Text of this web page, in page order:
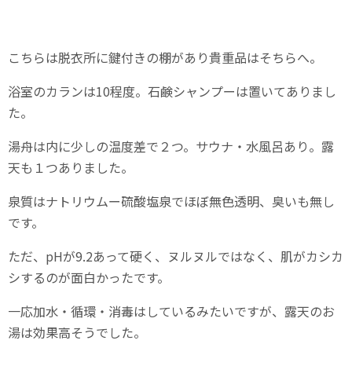
こちらは脱衣所に鍵付きの棚があり貴重品はそちらへ。
浴室のカランは10程度。石鹸シャンプーは置いてありまし
た。
湯舟は内に少しの温度差で２つ。サウナ・水風呂あり。露
天も１つありました。
泉質はナトリウムー硫酸塩泉でほぼ無色透明、臭いも無し
です。
ただ、pHが9.2あって硬く、ヌルヌルではなく、肌がカシカ
シするのが面白かったです。
一応加水・循環・消毒はしているみたいですが、露天のお
湯は効果高そうでした。